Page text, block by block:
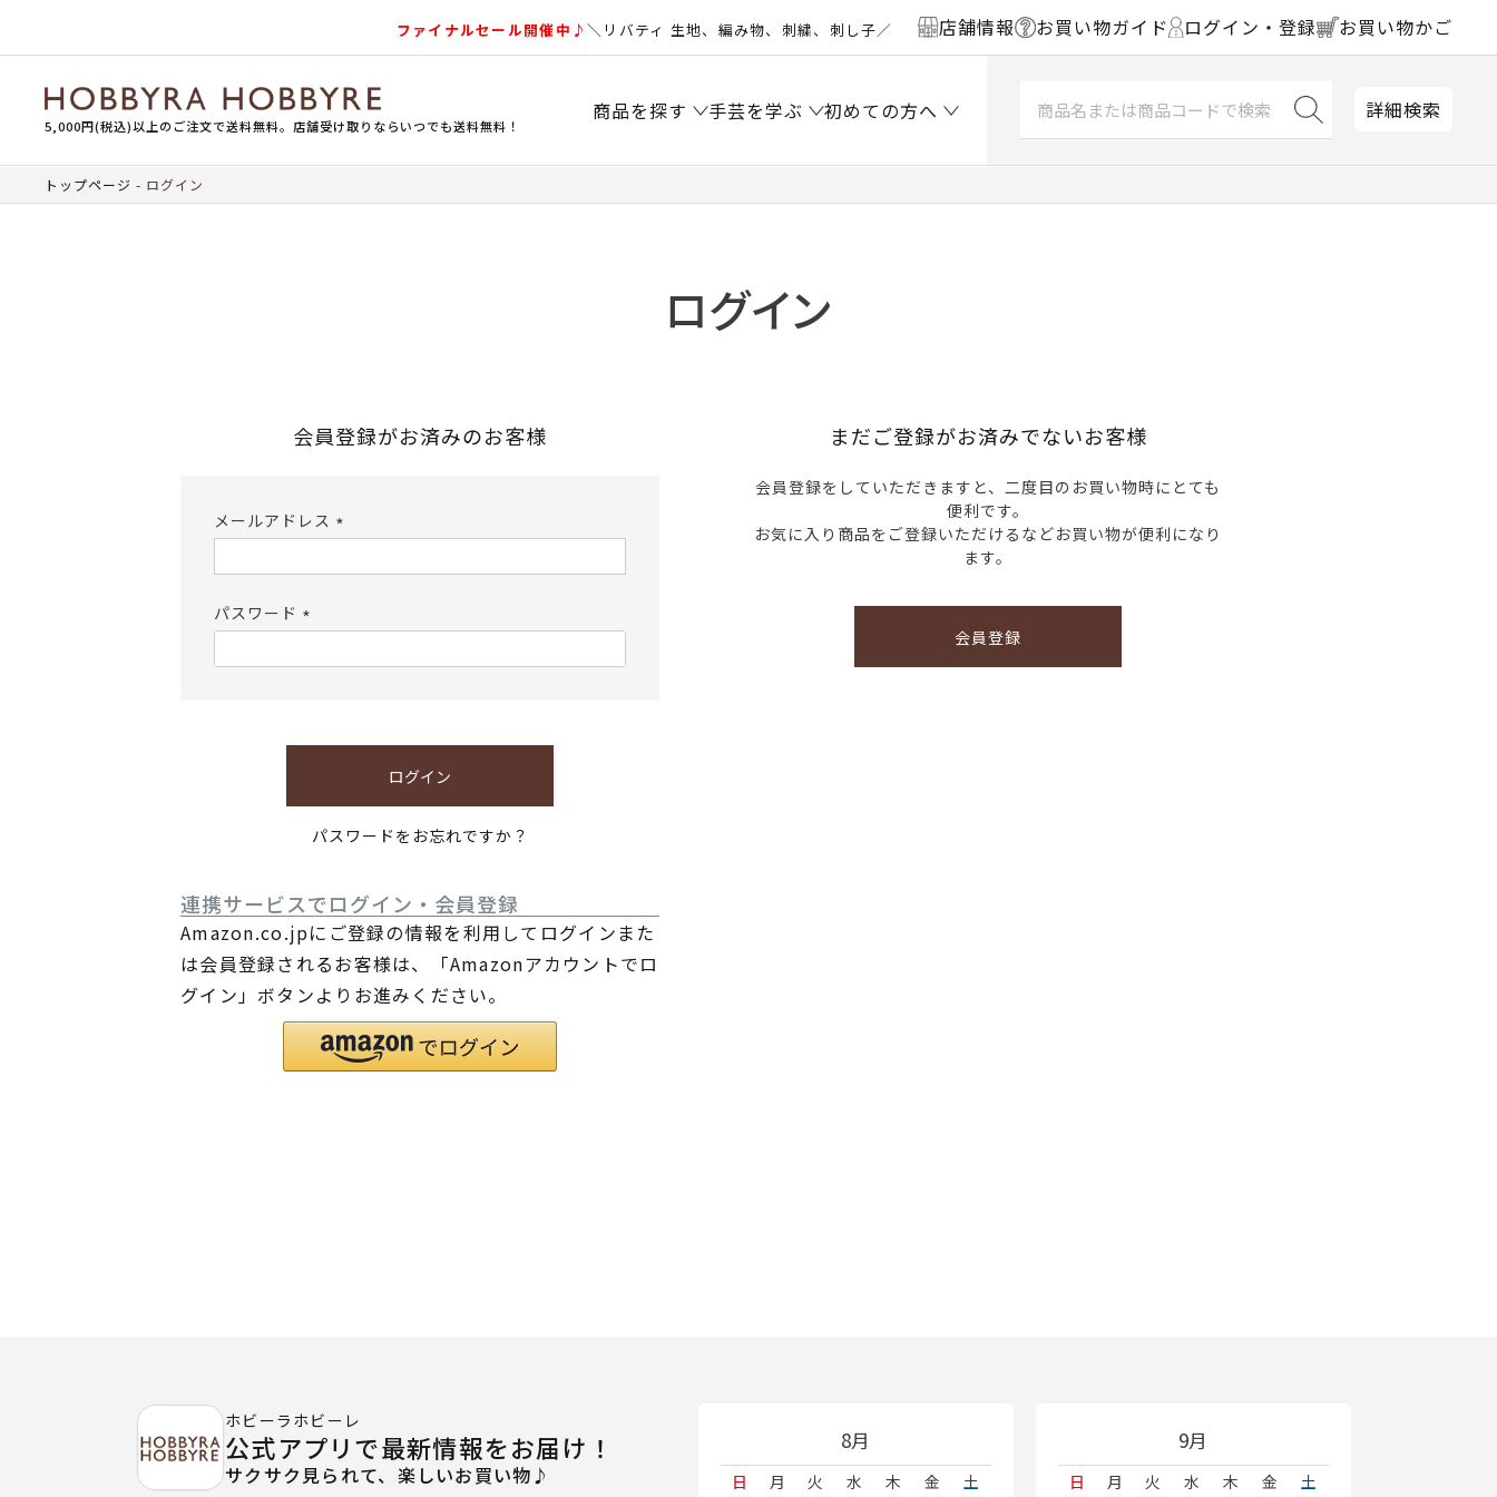
ファイナルセール開催中♪＼リバティ 生地、編み物、刺繍、刺し子／ 店舗情報 お買い物ガイド ログイン・登録 お買い物かご
5,000円(税込)以上のご注文で送料無料。店舗受け取りならいつでも送料無料！
商品を探す 手芸を学ぶ 初めての方へ 詳細検索
トップページ ログイン
ログイン
会員登録がお済みのお客様
メールアドレス
須)
パスワード
須)
ログイン
パスワードをお忘れですか？
連携サービスでログイン・会員登録
Amazon.co.jpにご登録の情報を利用してログインまた
は会員登録されるお客様は、「Amazonアカウントでロ
グイン」ボタンよりお進みください。
まだご登録がお済みでないお客様
会員登録をしていただきますと、二度目のお買い物時にとても
便利です。
お気に入り商品をご登録いただけるなどお買い物が便利になり
ます。
会員登録
8月
日 月 火 水 木 金 土
9月
日 月 火 水 木 金 土
ホビーラホビーレ
公式アプリで最新情報をお届け！
サクサク見られて、楽しいお買い物♪